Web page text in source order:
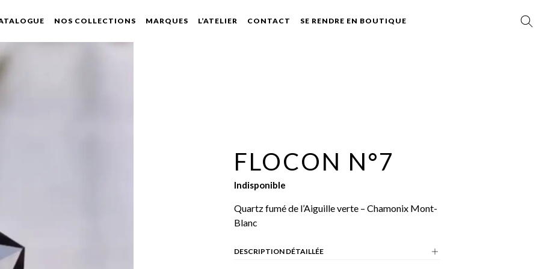
NOS COLLECTIONS MARQUES L’ATELIER CONTACT SE RENDRE EN BOUTIQUE
FLOCON N°7
Indisponible
Quartz fumé de l’Aiguille verte – Chamonix Mont-
Blanc
DESCRIPTION DÉTAILLÉE